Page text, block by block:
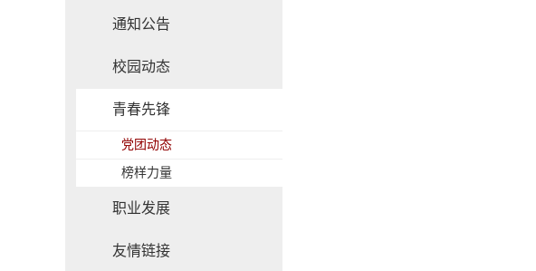
通知公告
校园动态
青春先锋
党团动态
榜样力量
职业发展
友情链接